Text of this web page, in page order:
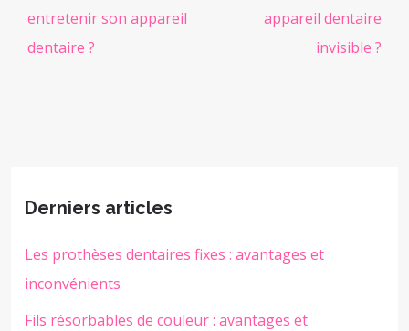
entretenir son appareil
dentaire ?
appareil dentaire
invisible ?
Derniers articles
Les prothèses dentaires fixes : avantages et
inconvénients
Fils résorbables de couleur : avantages et